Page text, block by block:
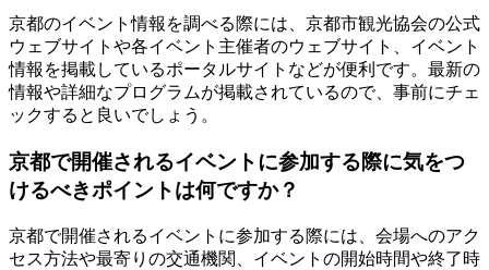
京都のイベント情報を調べる際には、京都市観光協会の公式
ウェブサイトや各イベント主催者のウェブサイト、イベント
情報を掲載しているポータルサイトなどが便利です。最新の
情報や詳細なプログラムが掲載されているので、事前にチェ
ックすると良いでしょう。
京都で開催されるイベントに参加する際に気をつ
けるべきポイントは何ですか？
京都で開催されるイベントに参加する際には、会場へのアク
セス方法や最寄りの交通機関、イベントの開始時間や終了時